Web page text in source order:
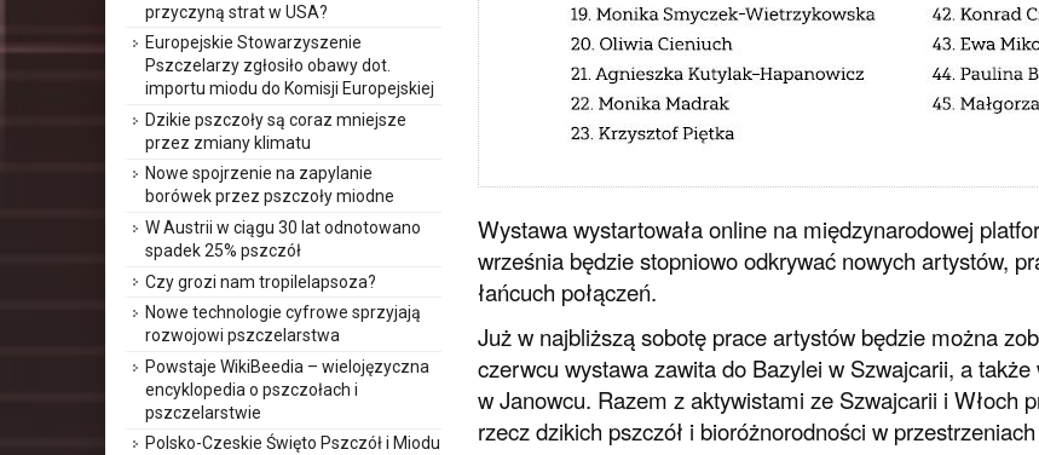
Wystawa wystartowała online na międzynarodowej
września będzie stopniowo odkrywać nowych artystów,
łańcuch połączeń.
Już w najbliższą sobotę prace artystów będzie można
czerwcu wystawa zawita do Bazylei w Szwajcarii, a
w Janowcu. Razem z aktywistami ze Szwajcarii i Włoch
rzecz dzikich pszczół i bioróżnorodności w
przyczyną strat w USA?
Europejskie Stowarzyszenie
Pszczelarzy zgłosiło obawy dot.
importu miodu do Komisji Europejskiej
Dzikie pszczoły są coraz mniejsze
przez zmiany klimatu
Nowe spojrzenie na zapylanie
borówek przez pszczoły miodne
W Austrii w ciągu 30 lat odnotowano
spadek 25% pszczół
Czy grozi nam tropilelapsoza?
Nowe technologie cyfrowe sprzyjają
rozwojowi pszczelarstwa
Powstaje WikiBeedia – wielojęzyczna
encyklopedia o pszczołach i
pszczelarstwie
Polsko-Czeskie Święto Pszczół i Miodu